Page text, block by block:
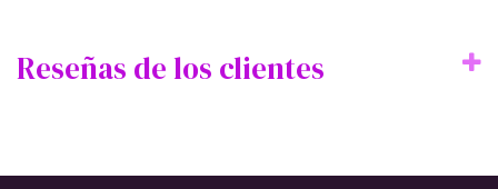
Reseñas de los clientes